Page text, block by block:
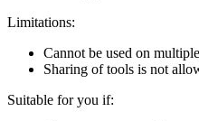
Limitations:
Cannot be used on
Sharing of tools is not
Suitable for you if: